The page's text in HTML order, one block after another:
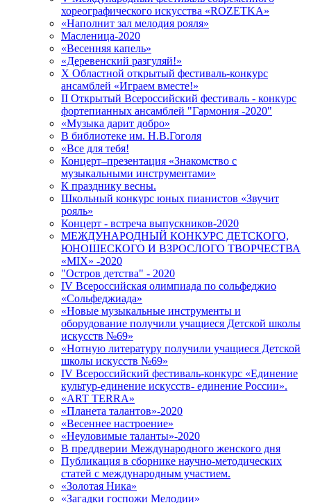
хореографического искусства «ROZETKA»
«Наполнит зал мелодия рояля»
Масленица-2020
«Весенняя капель»
«Деревенский разгуляй!»
X Областной открытый фестиваль-конкурс
ансамблей «Играем вместе!»
II Открытый Всероссийский фестиваль - конкурс
фортепианных ансамблей "Гармония -2020"
«Музыка дарит добро»
В библиотеке им. Н.В.Гоголя
«Все для тебя!
Концерт–презентация «Знакомство с
музыкальными инструментами»
К празднику весны.
Школьный конкурс юных пианистов «Звучит
рояль»
Концерт - встреча выпускников-2020
МЕЖДУНАРОДНЫЙ КОНКУРС ДЕТСКОГО,
ЮНОШЕСКОГО И ВЗРОСЛОГО ТВОРЧЕСТВА
«MIX» -2020
"Остров детства" - 2020
IV Всероссийская олимпиада по сольфеджио
«Сольфеджиада»
«Новые музыкальные инструменты и
оборудование получили учащиеся Детской школы
искусств №69»
«Нотную литературу получили учащиеся Детской
школы искусств №69»
IV Всероссийский фестиваль-конкурс «Единение
культур-единение искусств- единение России».
«ART TERRA»
«Планета талантов»-2020
«Весеннее настроение»
«Неуловимые таланты»-2020
В преддверии Международного женского дня
Публикация в сборнике научно-методических
статей с международным участием.
«Золотая Ника»
«Загадки госпожи Мелодии»